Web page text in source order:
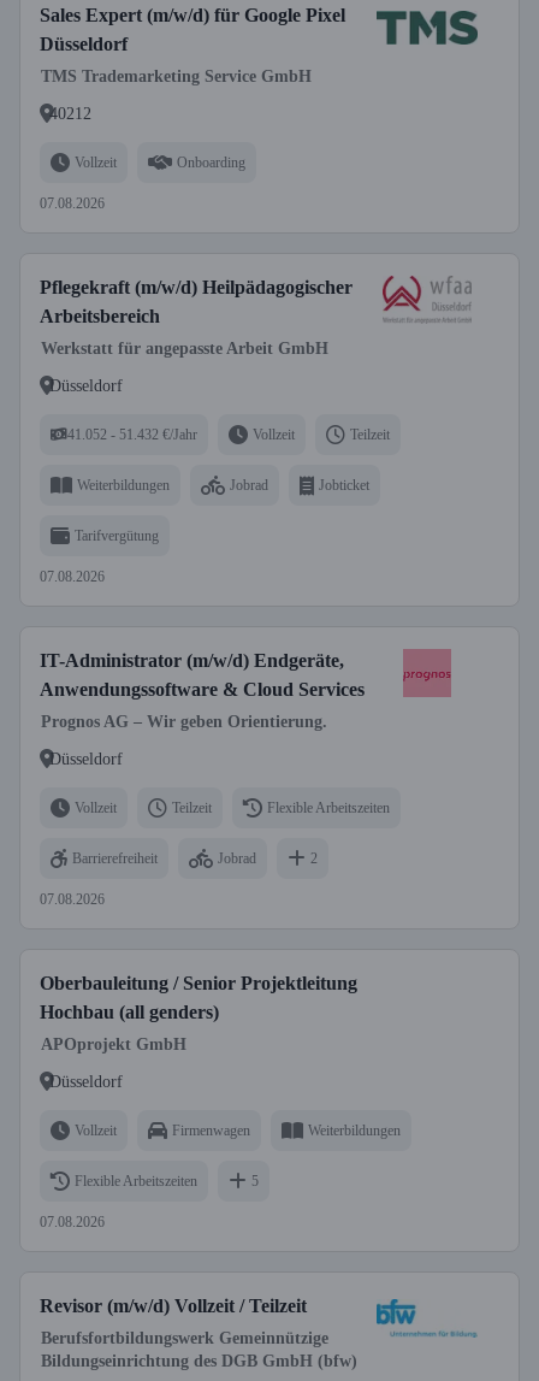
Sales Expert (m/w/d) für Google Pixel
Düsseldorf
TMS Trademarketing Service GmbH
40212
Vollzeit Onboarding
07.08.2026
Pflegekraft (m/w/d) Heilpädagogischer
Arbeitsbereich
Werkstatt für angepasste Arbeit GmbH
Düsseldorf
41.052 - 51.432 €/Jahr Vollzeit Teilzeit
Weiterbildungen Jobrad Jobticket
Tarifvergütung
07.08.2026
IT-Administrator (m/w/d) Endgeräte,
Anwendungssoftware & Cloud Services
Prognos AG – Wir geben Orientierung.
Düsseldorf
Vollzeit Teilzeit Flexible Arbeitszeiten
Barrierefreiheit Jobrad 2
07.08.2026
Oberbauleitung / Senior Projektleitung
Hochbau (all genders)
APOprojekt GmbH
Düsseldorf
Vollzeit Firmenwagen Weiterbildungen
Flexible Arbeitszeiten 5
07.08.2026
Revisor (m/w/d) Vollzeit / Teilzeit
Berufsfortbildungswerk Gemeinnützige
Bildungseinrichtung des DGB GmbH (bfw)